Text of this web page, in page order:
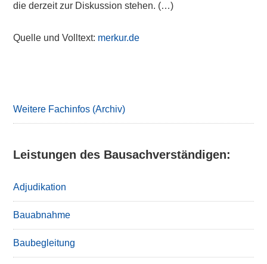
die derzeit zur Diskussion stehen. (…)
Quelle und Volltext: merkur.de
Weitere Fachinfos (Archiv)
Leistungen des Bausachverständigen:
Adjudikation
Bauabnahme
Baubegleitung